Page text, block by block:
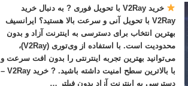
خرید V2Ray با تحویل فوری ? به دنبال خرید
V2Ray با تحویل آنی و سرعت بالا هستید؟ ایرانسیف
بهترین انتخاب برای دسترسی به اینترنت آزاد و بدون
محدودیت است. با استفاده از وی‌تو‌ری (V2Ray)،
می‌توانید بهترین تجربه اینترنتی را بدون افت سرعت و
با بالاترین سطح امنیت داشته باشید. ? خرید V2Ray –
دسترسی به اینترنت آزاد بدون فیلتر …